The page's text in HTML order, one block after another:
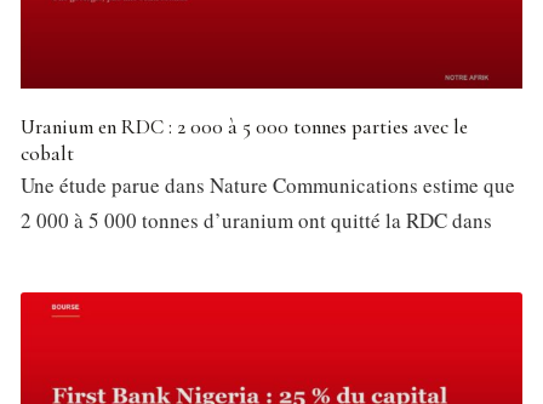
Uranium en RDC : 2 000 à 5 000 tonnes parties avec le
cobalt
Une étude parue dans Nature Communications estime que
2 000 à 5 000 tonnes d’uranium ont quitté la RDC dans